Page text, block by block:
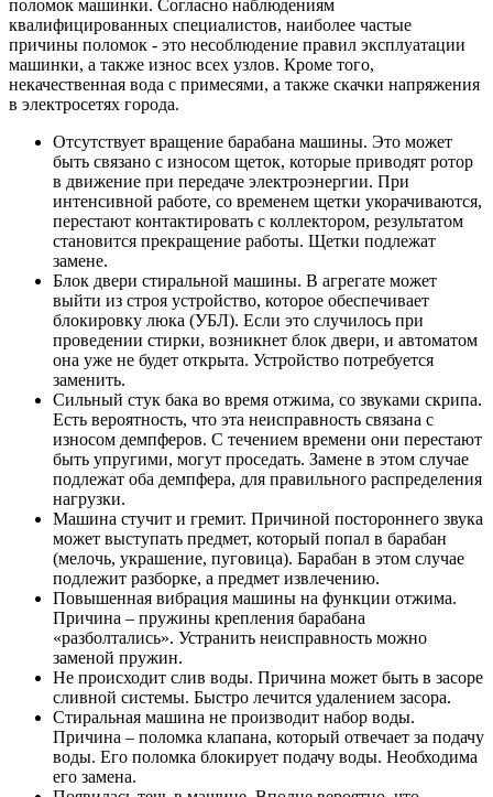
поломок машинки. Согласно наблюдениям
квалифицированных специалистов, наиболее частые
причины поломок - это несоблюдение правил эксплуатации
машинки, а также износ всех узлов. Кроме того,
некачественная вода с примесями, а также скачки напряжения
в электросетях города.
Отсутствует вращение барабана машины. Это может
быть связано с износом щеток, которые приводят ротор
в движение при передаче электроэнергии. При
интенсивной работе, со временем щетки укорачиваются,
перестают контактировать с коллектором, результатом
становится прекращение работы. Щетки подлежат
замене.
Блок двери стиральной машины. В агрегате может
выйти из строя устройство, которое обеспечивает
блокировку люка (УБЛ). Если это случилось при
проведении стирки, возникнет блок двери, и автоматом
она уже не будет открыта. Устройство потребуется
заменить.
Сильный стук бака во время отжима, со звуками скрипа.
Есть вероятность, что эта неисправность связана с
износом демпферов. С течением времени они перестают
быть упругими, могут проседать. Замене в этом случае
подлежат оба демпфера, для правильного распределения
нагрузки.
Машина стучит и гремит. Причиной постороннего звука
может выступать предмет, который попал в барабан
(мелочь, украшение, пуговица). Барабан в этом случае
подлежит разборке, а предмет извлечению.
Повышенная вибрация машины на функции отжима.
Причина – пружины крепления барабана
«разболтались». Устранить неисправность можно
заменой пружин.
Не происходит слив воды. Причина может быть в засоре
сливной системы. Быстро лечится удалением засора.
Стиральная машина не производит набор воды.
Причина – поломка клапана, который отвечает за подачу
воды. Его поломка блокирует подачу воды. Необходима
его замена.